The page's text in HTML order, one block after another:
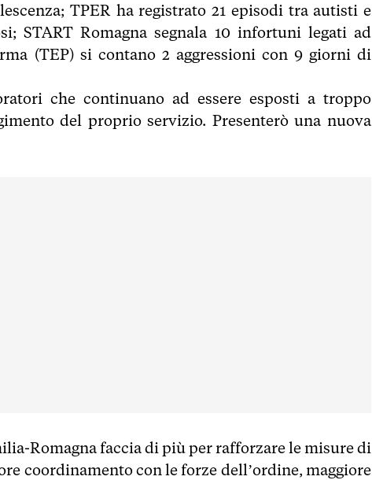
TPER ha registrato 21 episodi tra autisti e
START Romagna segnala 10 infortuni legati ad
(TEP) si contano 2 aggressioni con 9 giorni di
che continuano ad essere esposti a troppo
del proprio servizio. Presenterò una nuova
Romagna faccia di più per rafforzare le misure di
coordinamento con le forze dell’ordine, maggiore